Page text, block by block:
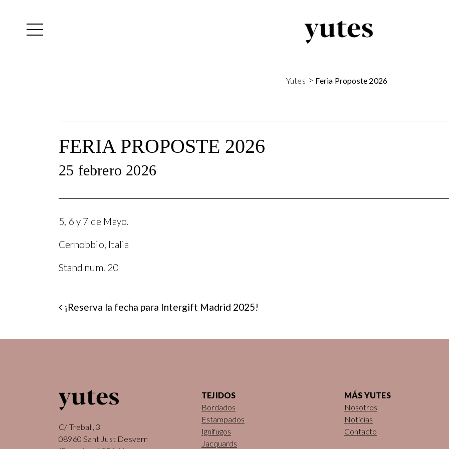
Yutes > Feria Proposte 2026
FERIA PROPOSTE 2026
25 febrero 2026
5, 6 y 7 de Mayo.
Cernobbio, Italia
Stand num. 20
NAVEGACIÓN DE
¡Reserva la fecha para Intergift Madrid 2025!
C/ Treball, 3
08960 Sant Just Desvern
TEJIDOS
Bordados
Estampados
Ignífugos
Jacquards
MÁS YUTES
Nosotros
Noticias
Contacto